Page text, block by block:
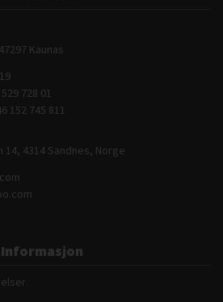
Kaunas
728 01
152 745 811
4314 Sandnes, Norge
Informasjon